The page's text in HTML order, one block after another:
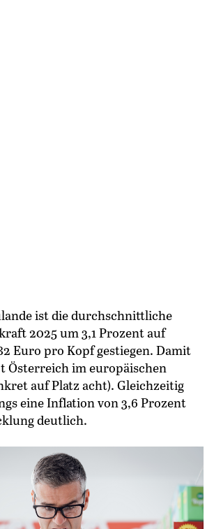
ist die durchschnittliche
2025 um 3,1 Prozent auf
Euro pro Kopf gestiegen. Damit
Österreich im europäischen
auf Platz acht). Gleichzeitig
eine Inflation von 3,6 Prozent
deutlich.